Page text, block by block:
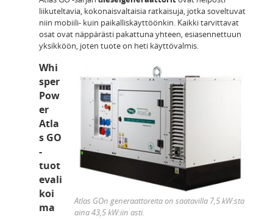
liikuteltavia, kokonaisvaltaisia ratkaisuja, jotka soveltuvat
niin mobiili- kuin paikalliskäyttöönkin. Kaikki tarvittavat
osat ovat näppärästi pakattuna yhteen, esiasennettuun
yksikköön, joten tuote on heti käyttövalmis.
Atlas GOn generaattoreita on saatavilla 7,5 kW:sta
aina 43,5 kW:iin asti.
Whi
sper
Pow
er
Atla
s GO
-
tuot
evali
koi
ma